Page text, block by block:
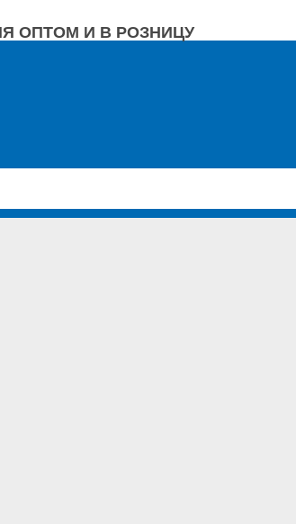
ОПТОМ И В РОЗНИЦУ